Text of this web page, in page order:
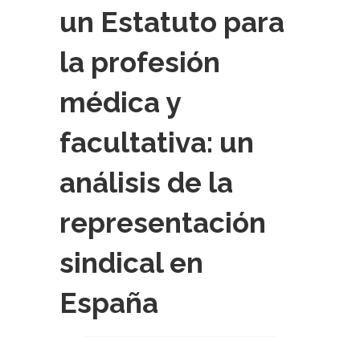
un Estatuto para
la profesión
médica y
facultativa: un
análisis de la
representación
sindical en
España